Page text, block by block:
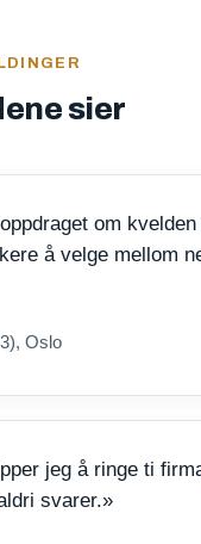
sier
om kvelden
å velge mellom
Oslo
jeg å ringe ti
svarer.»